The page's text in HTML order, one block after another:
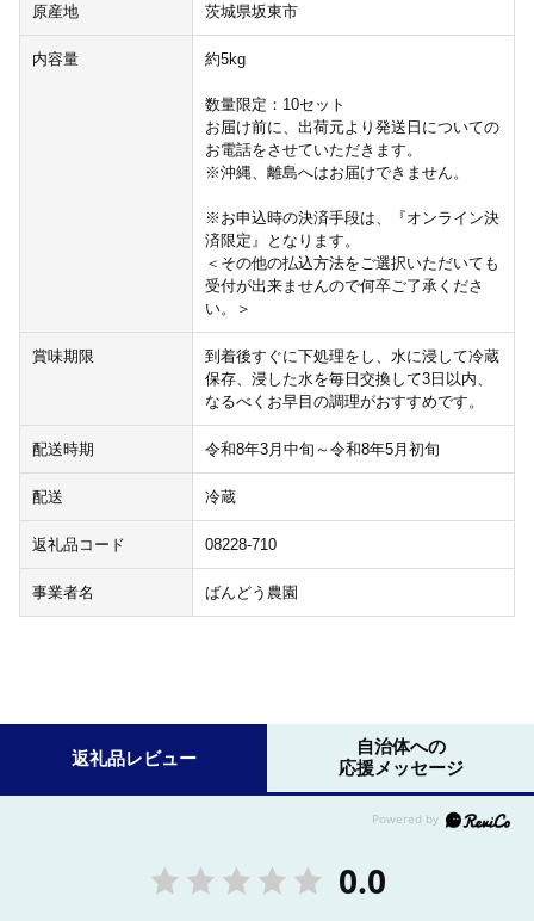
原産地 茨城県坂東市
内容量 約5kg
数量限定：10セット
お届け前に、出荷元より発送日についての
お電話をさせていただきます。
※沖縄、離島へはお届けできません。
※お申込時の決済手段は、『オンライン決
済限定』となります。
＜その他の払込方法をご選択いただいても
受付が出来ませんので何卒ご了承くださ
い。＞
賞味期限
到着後すぐに下処理をし、水に浸して冷蔵
保存、浸した水を毎日交換して3日以内、
なるべくお早目の調理がおすすめです。
配送時期 令和8年3月中旬～令和8年5月初旬
配送 冷蔵
返礼品コード 08228-710
事業者名 ばんどう農園
返礼品レビュー
自治体への
応援メッセージ
0.0